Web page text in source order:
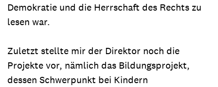
Demokratie und die Herrschaft des Rechts zu
lesen war.
Zuletzt stellte mir der Direktor noch die
Projekte vor, nämlich das Bildungsprojekt,
dessen Schwerpunkt bei Kindern